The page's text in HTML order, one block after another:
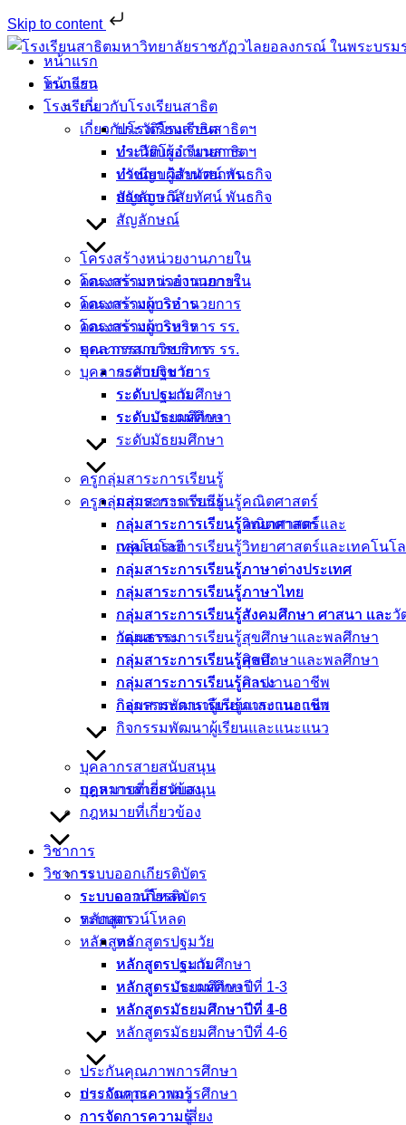
Skip to content
Skip
contentหน้าแรก
โรงเรียน
เกี่ยวกับโรงเรียนสาธิต
ประวัติโรงเรียนสาธิตฯ
ทำเนียบผู้อำนวยการ
ปรัชญา วิสัยทัศน์ พันธกิจ
สัญลักษณ์
โครงสร้างหน่วยงานภายใน
คณะกรรมการอำนวยการ
โครงสร้างผู้บริหาร
คณะกรรมการบริหาร รร.
บุคลากรสายวิชาการ
ระดับปฐมวัย
ระดับประถมศึกษา
ระดับมัธยมศึกษา
ครูกลุ่มสาระการเรียนรู้
กลุ่มสาระการเรียนรู้คณิตศาสตร์
กลุ่มสาระการเรียนรู้วิทยาศาสตร์และเทคโนโ
กลุ่มสาระการเรียนรู้ภาษาต่างประเทศ
กลุ่มสาระการเรียนรู้ภาษาไทย
กลุ่มสาระการเรียนรู้สังคมศึกษา ศาสนา และ
กลุ่มสาระการเรียนรู้สุขศึกษาและพลศึกษา
กลุ่มสาระการเรียนรู้ศิลปะ
กลุ่มสาระการเรียนรู้การงานอาชีพ
กิจกรรมพัฒนาผู้เรียนและแนะแนว
บุคลากรสายสนับสนุน
กฎหมายที่เกี่ยวข้อง
วิชาการ
ระบบออกเกียรติบัตร
ระบบดาวน์โหลด
หลักสูตร
หลักสูตรปฐมวัย
หลักสูตรประถมศึกษา
หลักสูตรมัธยมศึกษาปีที่ 1-3
หลักสูตรมัธยมศึกษาปีที่ 4-6
ประกันคุณภาพการศึกษา
การจัดการความรู้
การจัดการความเสี่ยง
หน้าแรก
โรงเรียน
เกี่ยวกับโรงเรียนสาธิต
ประวัติโรงเรียนสาธิตฯ
ทำเนียบผู้อำนวยการ
ปรัชญา วิสัยทัศน์ พันธกิจ
สัญลักษณ์
โครงสร้างหน่วยงานภายใน
คณะกรรมการอำนวยการ
โครงสร้างผู้บริหาร
คณะกรรมการบริหาร รร.
บุคลากรสายวิชาการ
ระดับปฐมวัย
ระดับประถมศึกษา
ระดับมัธยมศึกษา
ครูกลุ่มสาระการเรียนรู้
กลุ่มสาระการเรียนรู้คณิตศาสตร์
กลุ่มสาระการเรียนรู้วิทยาศาสตร์และ
เทคโนโลยี
กลุ่มสาระการเรียนรู้ภาษาต่างประเทศ
กลุ่มสาระการเรียนรู้ภาษาไทย
กลุ่มสาระการเรียนรู้สังคมศึกษา ศาสนา และ
วัฒนธรรม
กลุ่มสาระการเรียนรู้สุขศึกษาและพลศึกษา
กลุ่มสาระการเรียนรู้ศิลปะ
กลุ่มสาระการเรียนรู้การงานอาชีพ
กิจกรรมพัฒนาผู้เรียนและแนะแนว
บุคลากรสายสนับสนุน
กฎหมายที่เกี่ยวข้อง
วิชาการ
ระบบออกเกียรติบัตร
ระบบดาวน์โหลด
หลักสูตร
หลักสูตรปฐมวัย
หลักสูตรประถมศึกษา
หลักสูตรมัธยมศึกษาปีที่ 1-3
หลักสูตรมัธยมศึกษาปีที่ 4-6
ประกันคุณภาพการศึกษา
การจัดการความรู้